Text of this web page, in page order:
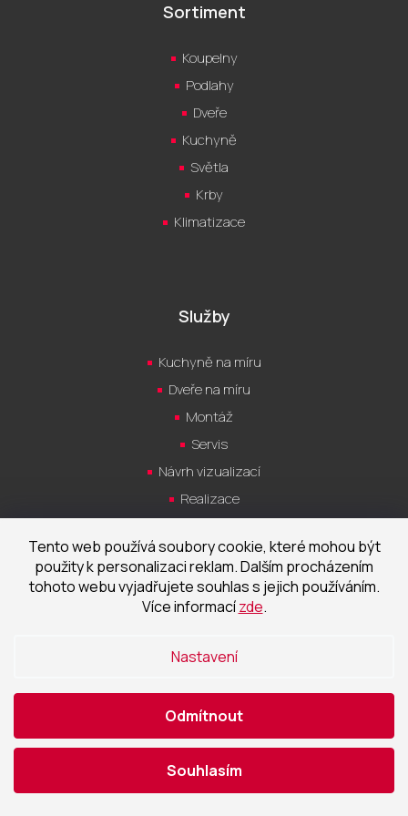
Tento web používá soubory cookie, které mohou být
použity k personalizaci reklam. Dalším procházením
tohoto webu vyjadřujete souhlas s jejich používáním.
Více informacízde.
Nastavení
Odmítnout
Souhlasím
Sortiment
Koupelny
Podlahy
Dveře
Kuchyně
Světla
Krby
Klimatizace
Služby
Kuchyně na míru
Dveře na míru
Montáž
Servis
Návrh vizualizací
Realizace
Kontakt
Po-Pá 9:00 - 18:00 hod
obchod@cecetka.cz
Showroom a prodejna
370 01 České Budějovice